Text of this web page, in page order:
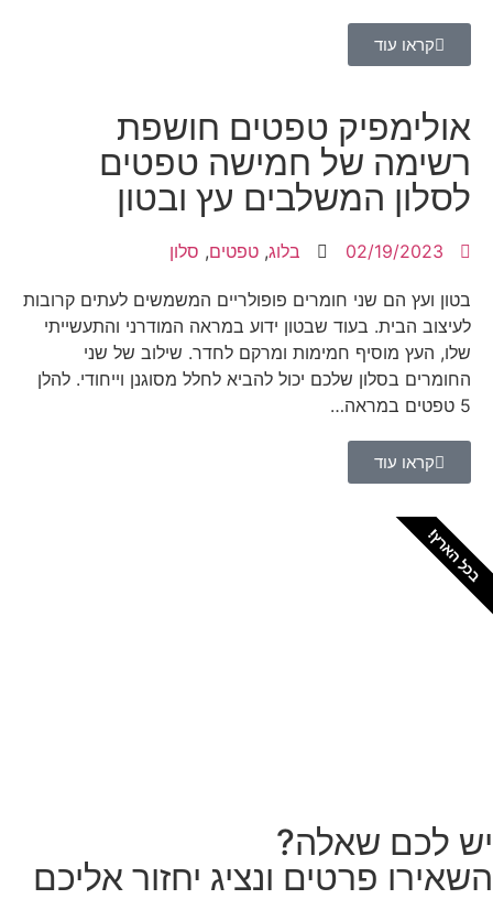
קראו עוד
אולימפיק טפטים חושפת
רשימה של חמישה טפטים
לסלון המשלבים עץ ובטון
02/19/2023 בלוג, טפטים, סלון
בטון ועץ הם שני חומרים פופולריים המשמשים לעתים קרובות
לעיצוב הבית. בעוד שבטון ידוע במראה המודרני והתעשייתי
שלו, העץ מוסיף חמימות ומרקם לחדר. שילוב של שני
החומרים בסלון שלכם יכול להביא לחלל מסוגנן וייחודי. להלן
5 טפטים במראה…
קראו עוד
בכל הארץ!
יש לכם שאלה?
השאירו פרטים ונציג יחזור אליכם